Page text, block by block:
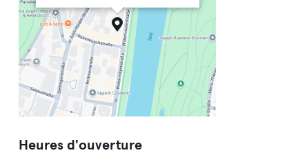
Heures d'ouverture